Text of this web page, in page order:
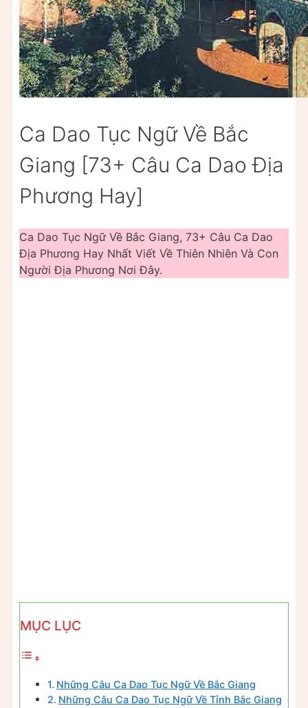
Ca Dao Tục Ngữ Về Bắc
Giang [73+ Câu Ca Dao Địa
Phương Hay]
Ca Dao Tục Ngữ Về Bắc Giang, 73+ Câu Ca Dao
Địa Phương Hay Nhất Viết Về Thiên Nhiên Và Con
Người Địa Phương Nơi Đây.
MỤC LỤC
Những Câu Ca Dao Tục Ngữ Về Bắc Giang
Những Câu Ca Dao Tục Ngữ Về Tỉnh Bắc Giang